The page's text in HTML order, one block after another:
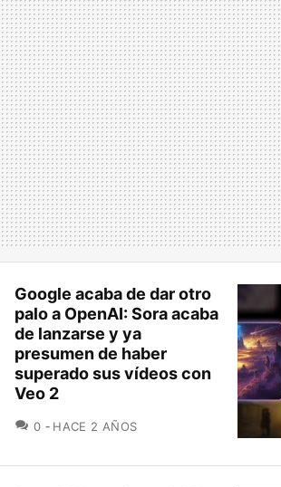
Google acaba de dar otro
palo a OpenAI: Sora acaba
de lanzarse y ya
presumen de haber
superado sus vídeos con
Veo 2
0 COMENTARIOS
HACE 2 AÑOS